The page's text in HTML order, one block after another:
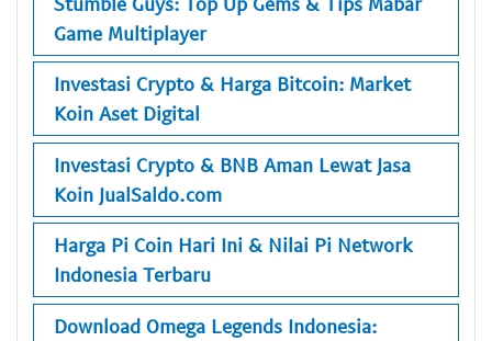
Game Multiplayer
Investasi Crypto & Harga Bitcoin: Market
Koin Aset Digital
Investasi Crypto & BNB Aman Lewat Jasa
Koin JualSaldo.com
Harga Pi Coin Hari Ini & Nilai Pi Network
Indonesia Terbaru
Download Omega Legends Indonesia: